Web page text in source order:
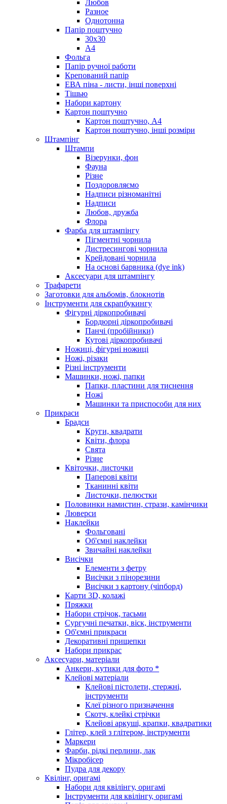
Любов
Разное
Однотонна
Папір поштучно
30х30
А4
Фольга
Папір ручної работи
Крепований папір
ЕВА піна - листи, інші поверхні
Тішью
Набори картону
Картон поштучно
Картон поштучно, А4
Картон поштучно, інші розміри
Штампінг
Штампи
Візерунки, фон
Фауна
Різне
Поздоровляємо
Надписи різноманітні
Надписи
Любов, дружба
Флора
Фарба для штампінгу
Пігментні чорнила
Дистресингові чорнила
Крейдовані чорнила
На основі барвника (dye ink)
Аксесуари для штампінгу
Трафарети
Заготовки для альбомів, блокнотів
Інструменти для скрапбукингу
Фігурні діркопробивачі
Бордюрні діркопробивачі
Панчі (пробійники)
Кутові діркопробивачі
Ножиці, фігурні ножиці
Ножі, різаки
Різні інструменти
Машинки, ножі, папки
Папки, пластини для тиснення
Ножі
Машинки та приспособи для них
Прикраси
Брадси
Круги, квадрати
Квіти, флора
Свята
Різне
Квіточки, листочки
Паперові квіти
Тканинні квіти
Листочки, пелюстки
Половинки намистин, стрази, камінчики
Люверси
Наклейки
Фольговані
Об'ємні наклейки
Звичайні наклейки
Висічки
Елементи з фетру
Висічки з пінорезини
Висічки з картону (чіпборд)
Карти 3D, колажі
Пряжки
Набори стрічок, тасьми
Сургучні печатки, віск, інструменти
Об'ємні прикраси
Декоративні прищепки
Набори прикрас
Аксесуари, матеріали
Анкери, кутики для фото *
Клейові матеріали
Клейові пістолети, стержні,
інструменти
Клеї різного призначення
Скотч, клейкі стрічки
Клейові аркуші, крапки, квадратики
Глітер, клей з глітером, інструменти
Маркери
Фарби, рідкі перлини, лак
Мікробісер
Пудра для декору
Квілінг, оригамі
Набори для квілінгу, оригамі
Інструменти для квілінгу, оригамі